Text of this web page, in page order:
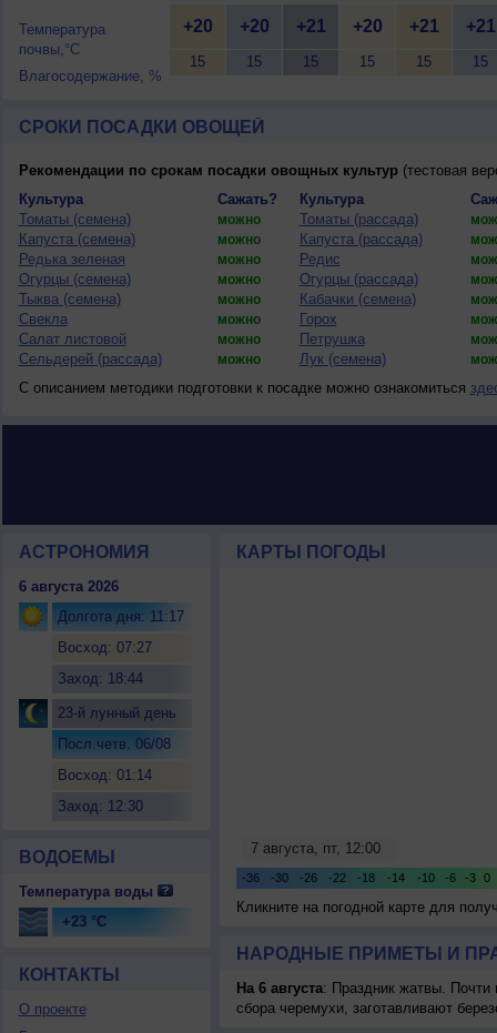
Температура
почвы,°C
Влагосодержание, %
+20
15
+20
15
+21
15
+20
15
+21
15
+21
15
СРОКИ ПОСАДКИ ОВОЩЕЙ
Рекомендации по срокам посадки овощных культур(тестовая
Культура
Сажать? Культура
Томаты (семена)
можно Томаты (рассада)
Капуста (семена) можно Капуста (рассада)
Редька зеленая можно Редис
Огурцы (семена) можно Огурцы (рассада)
Тыква (семена) можно Кабачки (семена)
Свекла можно Горох
Салат листовой можно Петрушка
Сельдерей (рассада) можно Лук (семена)
С описанием методики подготовки к посадке можно ознакомиться
АСТРОНОМИЯ
6 августа 2026
Долгота дня: 11:17
Восход: 07:27
Заход: 18:44
23-й лунный день
Посл.четв. 06/08
Восход: 01:14
Заход: 12:30
ВОДОЕМЫ
Температура воды
+23 °C
КОНТАКТЫ
О проекте
КАРТЫ ПОГОДЫ
Кликните на погодной карте для
НАРОДНЫЕ ПРИМЕТЫ И
На 6 августа: Праздник жатвы. Почти
сбора черемухи, заготавливают